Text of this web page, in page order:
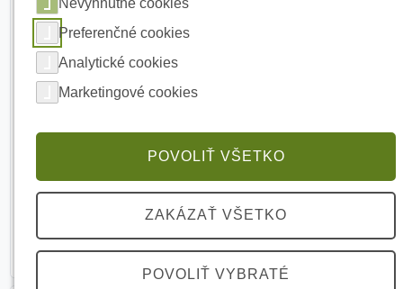
Preferenčné cookies
Analytické cookies
Marketingové cookies
POVOLIŤ VŠETKO
ZAKÁZAŤ VŠETKO
POVOLIŤ VYBRATÉ